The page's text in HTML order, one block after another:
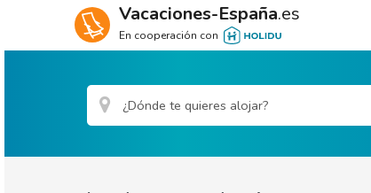
Vacaciones-España.es
En cooperación con